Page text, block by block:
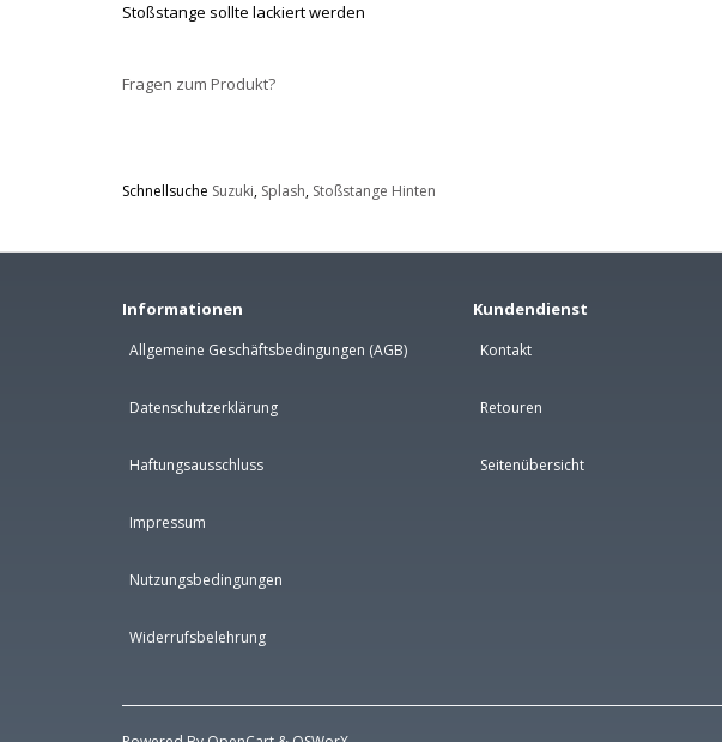
Stoßstange sollte lackiert werden
Fragen zum Produkt?
Schnellsuche Suzuki, Splash, Stoßstange Hinten
Informationen
Allgemeine Geschäftsbedingungen (AGB)
Datenschutzerklärung
Haftungsausschluss
Impressum
Nutzungsbedingungen
Widerrufsbelehrung
Kundendienst
Kontakt
Retouren
Seitenübersicht